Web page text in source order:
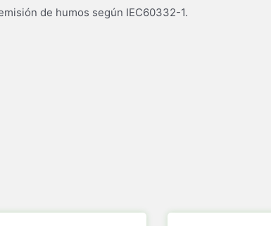
de humos según IEC60332-1.